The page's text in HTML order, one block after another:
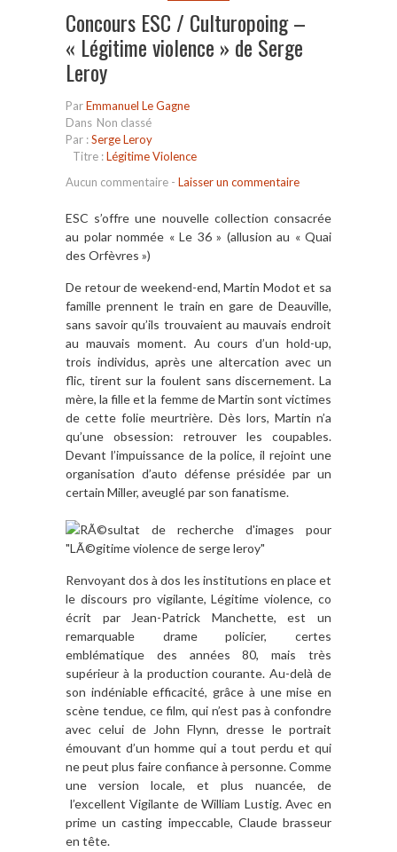
Concours ESC / Culturopoing –
« Légitime violence » de Serge
Leroy
ParEmmanuel Le Gagne
Dans Non classé
Par :Serge Leroy
Titre :Légitime Violence
Aucun commentaire - Laisser un commentaire
ESC s’offre une nouvelle collection consacrée
au polar nommée « Le 36 » (allusion au « Quai
des Orfèvres »)
De retour de weekend-end, Martin Modot et sa
famille prennent le train en gare de Deauville,
sans savoir qu’ils trouvaient au mauvais endroit
au mauvais moment. Au cours d’un hold-up,
trois individus, après une altercation avec un
flic, tirent sur la foulent sans discernement. La
mère, la fille et la femme de Martin sont victimes
de cette folie meurtrière. Dès lors, Martin n’a
qu’une obsession: retrouver les coupables.
Devant l’impuissance de la police, il rejoint une
organisation d’auto défense présidée par un
certain Miller, aveuglé par son fanatisme.
Renvoyant dos à dos les institutions en place et
le discours pro vigilante, Légitime violence, co
écrit par Jean-Patrick Manchette, est un
remarquable drame policier, certes
emblématique des années 80, mais très
supérieur à la production courante. Au-delà de
son indéniable efficacité, grâce à une mise en
scène tendue, ce film, qui n’est pas à confondre
avec celui de John Flynn, dresse le portrait
émouvant d’un homme qui a tout perdu et qui
ne peut plus faire confiance à personne. Comme
une version locale, et plus nuancée, de
l’excellent Vigilante de William Lustig. Avec en
prime un casting impeccable, Claude brasseur
en tête.